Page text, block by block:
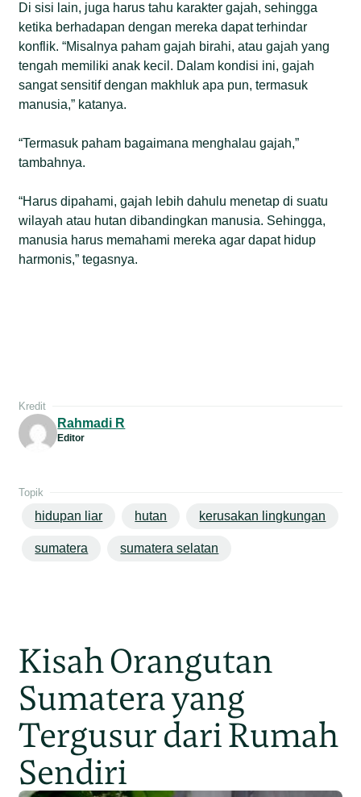
Di sisi lain, juga harus tahu karakter gajah, sehingga
ketika berhadapan dengan mereka dapat terhindar
konflik. “Misalnya paham gajah birahi, atau gajah yang
tengah memiliki anak kecil. Dalam kondisi ini, gajah
sangat sensitif dengan makhluk apa pun, termasuk
manusia,” katanya.
“Termasuk paham bagaimana menghalau gajah,”
tambahnya.
“Harus dipahami, gajah lebih dahulu menetap di suatu
wilayah atau hutan dibandingkan manusia. Sehingga,
manusia harus memahami mereka agar dapat hidup
harmonis,” tegasnya.
Kredit
Rahmadi R
Editor
Topik
hidupan liar hutan kerusakan lingkungan
sumatera sumatera selatan
Kisah Orangutan
Sumatera yang
Tergusur dari Rumah
Sendiri